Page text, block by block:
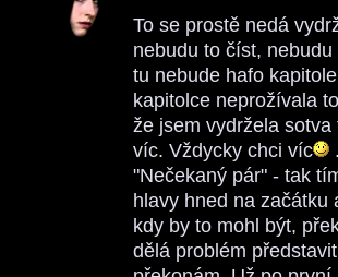
To se prostě nedá
nebudu to číst,
tu nebude hafo
kapitolce neprožívala
že jsem vydržela
víc. Vždycky chci víc
"Nečekaný pár" - tak
hlavy hned na začátku
kdy by to mohl být,
dělá problém